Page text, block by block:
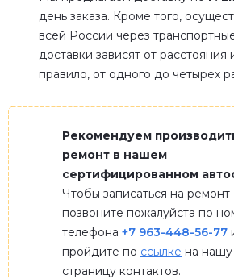
день заказа. Кроме того,
всей России через
доставки зависят от расстояния
правило, от одного до четырех
Рекомендуем
ремонт в нашем
сертифицированном
Чтобы записаться на ремонт
позвоните пожалуйста по
телефона +7 963-448-56-77
пройдите по ссылке на нашу
страницу контактов.